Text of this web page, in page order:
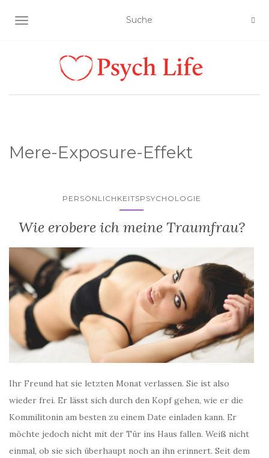
SCHALTE NAVIGATION
Mere-Exposure-Effekt
PERSÖNLICHKEITSPSYCHOLOGIE
Wie erobere ich meine Traumfrau?
Ihr Freund hat sie letzten Monat verlassen. Sie ist also
wieder frei. Er lässt sich durch den Kopf gehen, wie er die
Kommilitonin am besten zu einem Date einladen kann. Er
möchte jedoch nicht mit der Tür ins Haus fallen. Weiß nicht
einmal, ob sie sich überhaupt noch an ihn erinnert. Seit dem